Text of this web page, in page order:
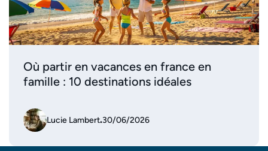
Où partir en vacances en france en
famille : 10 destinations idéales
Lucie Lambert.30/06/2026